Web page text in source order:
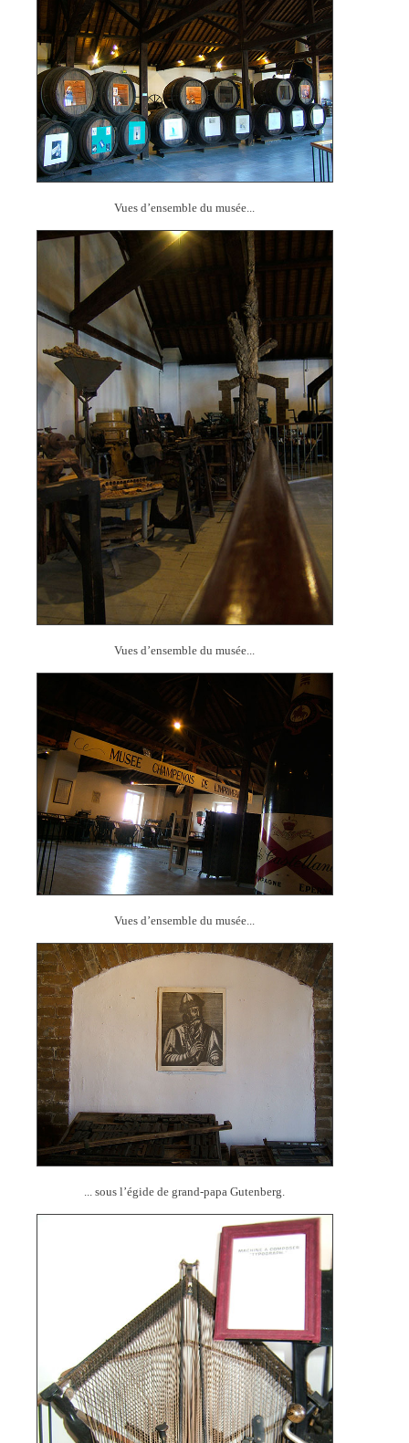
Vues d’ensemble du musée...
Vues d’ensemble du musée...
Vues d’ensemble du musée...
... sous l’égide de grand-papa Gutenberg.